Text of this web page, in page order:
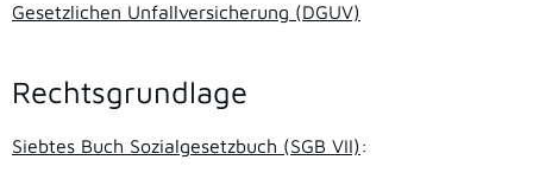
Gesetzlichen Unfallversicherung (DGUV)
Rechtsgrundlage
Siebtes Buch Sozialgesetzbuch (SGB VII) :